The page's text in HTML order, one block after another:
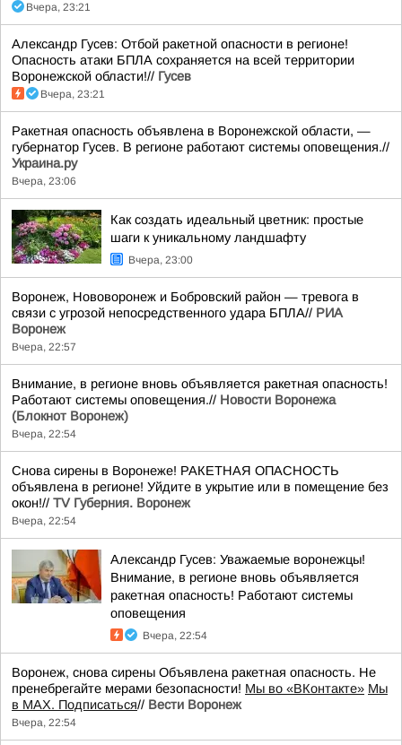
Вчера, 23:21
Александр Гусев: Отбой ракетной опасности в регионе!
Опасность атаки БПЛА сохраняется на всей территории
Воронежской области!// Гусев
Вчера, 23:21
Ракетная опасность объявлена в Воронежской области, —
губернатор Гусев. В регионе работают системы оповещения.//
Украина.ру
Вчера, 23:06
Как создать идеальный цветник: простые
шаги к уникальному ландшафту
Вчера, 23:00
Воронеж, Нововоронеж и Бобровский район — тревога в
связи с угрозой непосредственного удара БПЛА// РИА
Воронеж
Вчера, 22:57
Внимание, в регионе вновь объявляется ракетная опасность!
Работают системы оповещения.// Новости Воронежа
(Блокнот Воронеж)
Вчера, 22:54
Снова сирены в Воронеже! РАКЕТНАЯ ОПАСНОСТЬ
объявлена в регионе! Уйдите в укрытие или в помещение без
окон!// TV Губерния. Воронеж
Вчера, 22:54
Александр Гусев: Уважаемые воронежцы!
Внимание, в регионе вновь объявляется
ракетная опасность! Работают системы
оповещения
Вчера, 22:54
Воронеж, снова сирены Объявлена ракетная опасность. Не
пренебрегайте мерами безопасности! Мы во «ВКонтакте» Мы
в MAX. Подписаться// Вести Воронеж
Вчера, 22:54